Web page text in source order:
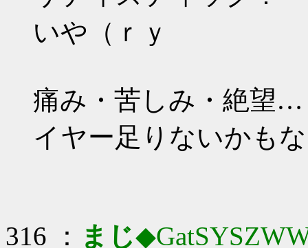
いや（ｒｙ
痛み・苦しみ・絶望…
イヤー足りないかも
316 ： まじ